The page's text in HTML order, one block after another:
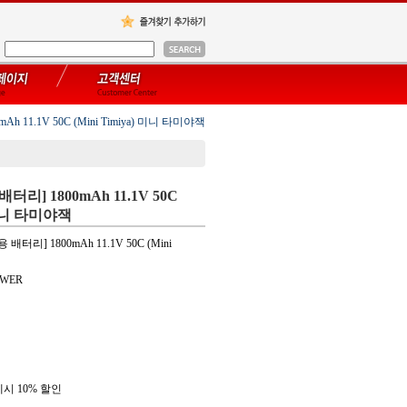
11.1V 50C (Mini Timiya) 미니 타미야잭
터리] 1800mAh 11.1V 50C
타미야잭
배터리] 1800mAh 11.1V 50C (Mini
10% 할인